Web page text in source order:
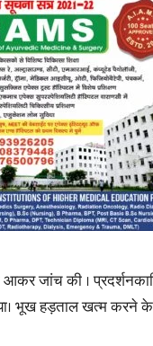
आकर जांच की ।
भूख हड़ताल खत्म करने